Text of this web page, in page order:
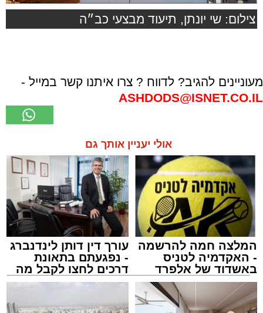
צילום: שי יונתן, תיעוד מבצעי כב״ה
מעוניינים להגיב? לדווח ? צרו איתנו קשר במייל -
ASHDODS@ISNET.CO.IL
אולי יעניין אותך גם
המלצה חמה להרשמה
- האקדמיה לטניס
באשדוד של אלפרד
קריאולנסקי - לילדים
עורך דין דותן לינדנברג
- נפגעתם בתאונת
דרכים לחצו לקבל מה
שמגיע לכם